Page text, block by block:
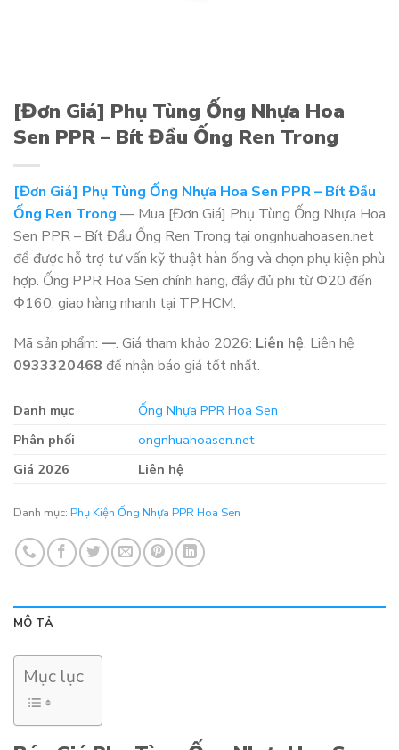
[Đơn Giá] Phụ Tùng Ống Nhựa Hoa
Sen PPR – Bít Đầu Ống Ren Trong
[Đơn Giá] Phụ Tùng Ống Nhựa Hoa Sen PPR – Bít Đầu
Ống Ren Trong — Mua [Đơn Giá] Phụ Tùng Ống Nhựa Hoa
Sen PPR – Bít Đầu Ống Ren Trong tại ongnhuahoasen.net
để được hỗ trợ tư vấn kỹ thuật hàn ống và chọn phụ kiện phù
hợp. Ống PPR Hoa Sen chính hãng, đầy đủ phi từ Φ20 đến
Φ160, giao hàng nhanh tại TP.HCM.
Mã sản phẩm: —. Giá tham khảo 2026: Liên hệ. Liên hệ
0933320468 để nhận báo giá tốt nhất.
Danh mục
Ống Nhựa PPR Hoa Sen
Phân phối
ongnhuahoasen.net
Giá 2026
Liên hệ
Danh mục: Phụ Kiện Ống Nhựa PPR Hoa Sen
MÔ TẢ
Mục lục